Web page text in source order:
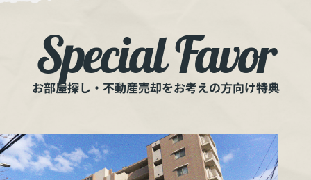
Special Favor
お部屋探し・不動産売却をお考えの方向け特典